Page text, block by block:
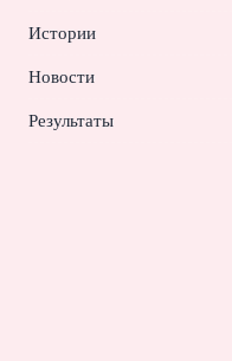
Истории
Новости
Результаты